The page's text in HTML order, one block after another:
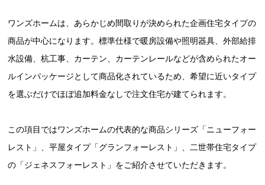
ワンズホームは、あらかじめ間取りが決められた企画住宅タイプの
商品が中心になります。標準仕様で暖房設備や照明器具、外部給排
水設備、杭工事、カーテン、カーテンレールなどが含められたオー
ルインパッケージとして商品化されているため、希望に近いタイプ
を選ぶだけでほぼ追加料金なしで注文住宅が建てられます。
この項目ではワンズホームの代表的な商品シリーズ「ニューフォー
レスト」、平屋タイプ「グランフォーレスト」、二世帯住宅タイプ
の「ジェネスフォーレスト」をご紹介させていただきます。